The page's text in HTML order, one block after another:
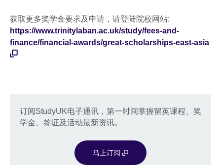
More
information
available.
获取更多奖学金要求及申请，请登陆院校网站:
https://www.trinitylaban.ac.uk/study/fees-and-
finance/financial-awards/great-scholarships-east-asia
订阅StudyUK电子通讯，第一时间掌握留英课程、奖
学金、签证及活动最新资讯。
马上订阅